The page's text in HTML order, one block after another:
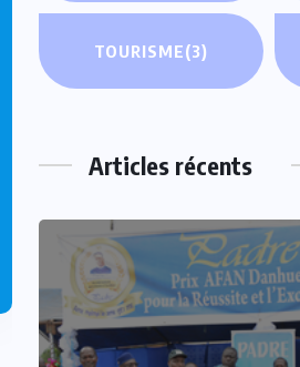
TOURISME(3)
Articles récents